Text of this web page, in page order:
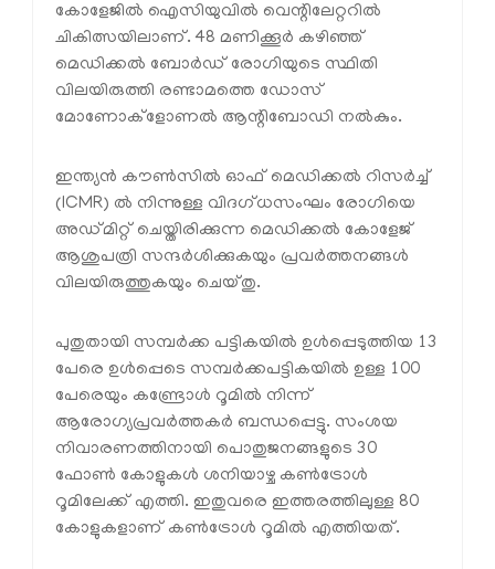
കോളേജിൽ ഐസിയുവിൽ വെന്റിലേറ്ററിൽ
ചികിത്സയിലാണ്. 48 മണിക്കൂർ കഴിഞ്ഞ്
മെഡിക്കൽ ബോർഡ് രോഗിയുടെ സ്ഥിതി
വിലയിരുത്തി രണ്ടാമത്തെ ഡോസ്
മോണോക്ളോണൽ ആന്റിബോഡി നൽകും.
ഇന്ത്യൻ കൗൺസിൽ ഓഫ് മെഡിക്കൽ റിസർച്ച്
(ICMR) ൽ നിന്നുള്ള വിദഗ്ധസംഘം രോഗിയെ
അഡ്മിറ്റ് ചെയ്തിരിക്കുന്ന മെഡിക്കൽ കോളേജ്
ആശുപത്രി സന്ദർശിക്കുകയും പ്രവർത്തനങ്ങൾ
വിലയിരുത്തുകയും ചെയ്തു.
പുതുതായി സമ്പർക്ക പട്ടികയിൽ ഉൾപ്പെടുത്തിയ 13
പേരെ ഉൾപ്പെടെ സമ്പർക്കപട്ടികയിൽ ഉള്ള 100
പേരെയും കണ്ട്രോൾ റൂമിൽ നിന്ന്
ആരോഗ്യപ്രവർത്തകർ ബന്ധപ്പെട്ടു. സംശയ
നിവാരണത്തിനായി പൊതുജനങ്ങളുടെ 30
ഫോൺ കോളുകൾ ശനിയാഴ്ച കൺട്രോൾ
റൂമിലേക്ക് എത്തി. ഇതുവരെ ഇത്തരത്തിലുള്ള 80
കോളുകളാണ് കൺട്രോൾ റൂമിൽ എത്തിയത്.